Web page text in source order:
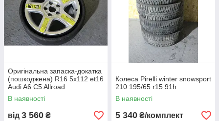
Оригінальна запаска-докатка
(пошкоджена) R16 5x112 et16
Audi A6 C5 Allroad
В наявності
від 3 560 ₴
Колеса Pirelli winter snowsport
210 195/65 r15 91h
В наявності
5 340 ₴/комплект